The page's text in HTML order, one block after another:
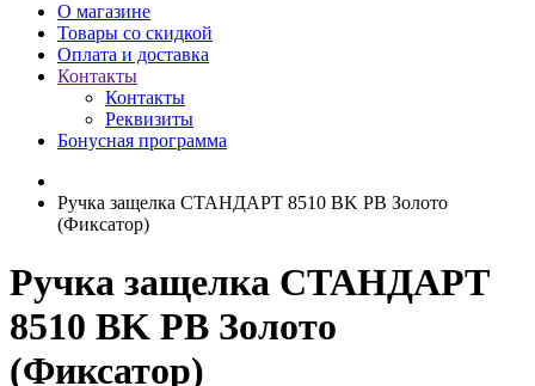
О магазине
Товары со скидкой
Оплата и доставка
Контакты
Контакты
Реквизиты
Бонусная программа
Ручка защелка СТАНДАРТ 8510 BK PB Золото
(Фиксатор)
Ручка защелка СТАНДАРТ
8510 BK PB Золото
(Фиксатор)